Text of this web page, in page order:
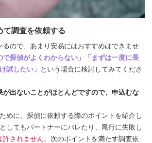
て調査を依頼する
るので、あまり安易にはおすすめはできませ
で探偵がよくわからない」「まずは一度に長
試したい」 という場合に検討してみてくださ
が出ないことがほとんどですので、申込むな
めに、探偵に依頼する際のポイントを紹介し
してもパートナーにバレたり、尾行に失敗し
許されません。 次のポイントを満たす調査依